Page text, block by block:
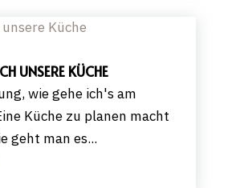
UNSERE KÜCHE
wie gehe ich's am
Küche zu planen macht
geht man es...